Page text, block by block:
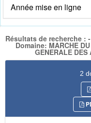
Année mise en ligne
Résultats de recherche :
Domaine: MARCHE
GENERALE DES
2